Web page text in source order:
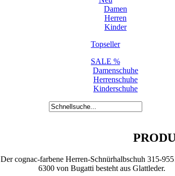
Damen
Herren
Kinder
Topseller
SALE %
Damenschuhe
Herrenschuhe
Kinderschuhe
Der cognac-farbene Herren-Schnürhalbschuh 315-
6300 von Bugatti besteht aus Glattleder.